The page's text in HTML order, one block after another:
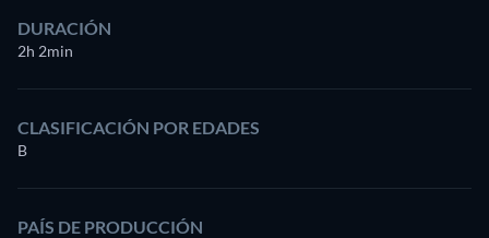
DURACIÓN
2h 2min
CLASIFICACIÓN POR EDADES
B
PAÍS DE PRODUCCIÓN